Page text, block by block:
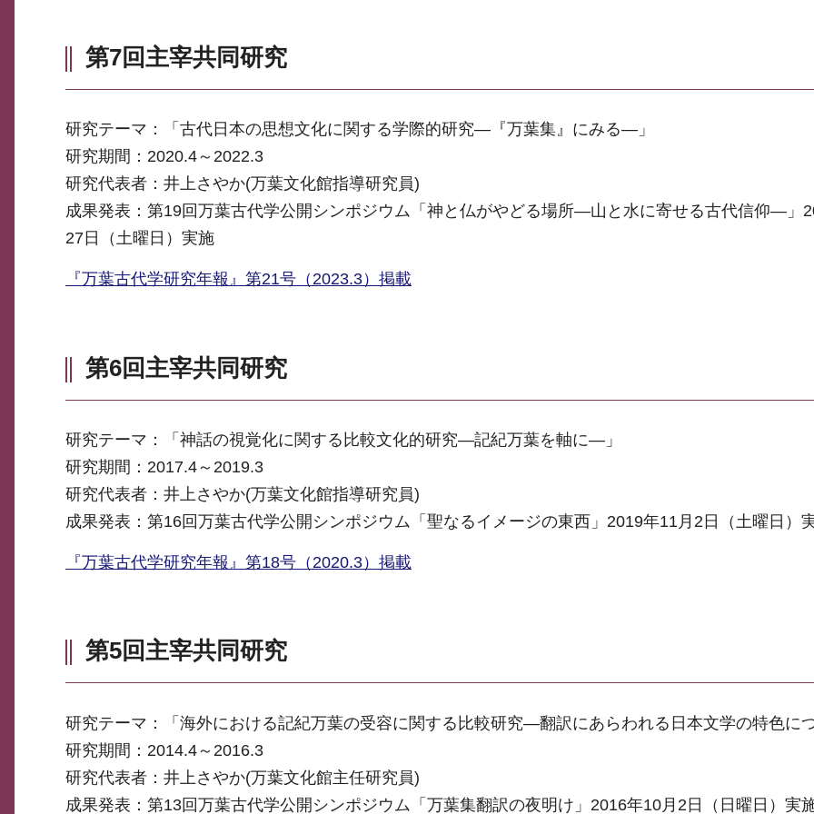
第7回主宰共同研究
研究テーマ：「古代日本の思想文化に関する学際的研究―『万葉集』にみる―」
研究期間：2020.4～2022.3
研究代表者：井上さやか(万葉文化館指導研究員)
成果発表：第19回万葉古代学公開シンポジウム「神と仏がやどる場所―山と水に寄せる古代信仰―」
27日（土曜日）実施
『万葉古代学研究年報』第21号（2023.3）掲載
第6回主宰共同研究
研究テーマ：「神話の視覚化に関する比較文化的研究―記紀万葉を軸に―」
研究期間：2017.4～2019.3
研究代表者：井上さやか(万葉文化館指導研究員)
成果発表：第16回万葉古代学公開シンポジウム「聖なるイメージの東西」2019年11月2日（土曜日）
『万葉古代学研究年報』第18号（2020.3）掲載
第5回主宰共同研究
研究テーマ：「海外における記紀万葉の受容に関する比較研究―翻訳にあらわれる日本文学の特色に
研究期間：2014.4～2016.3
研究代表者：井上さやか(万葉文化館主任研究員)
成果発表：第13回万葉古代学公開シンポジウム「万葉集翻訳の夜明け」2016年10月2日（日曜日）実